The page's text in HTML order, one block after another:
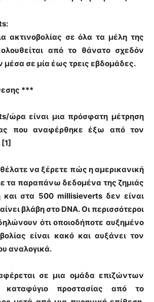
ακτινοβολίας σε όλα τα μέλη της
από το θάνατο σχεδόν
σε μία έως τρεις εβδομάδες.
***
ώρα είναι μια πρόσφατη μέτρηση
που αναφέρθηκε έξω από τον
[1]
να ξέρετε πώς η αμερικανική
τα παραπάνω δεδομένα της ζημιάς
και στα 500 millisieverts δεν είναι
βλάβη στο DNA. Οι περισσότεροι
ότι οποιοδήποτε αυξημένο
είναι κακό και αυξάνει τον
αναλογικά.
σε μια ομάδα επιζώντων
προστασίας από το